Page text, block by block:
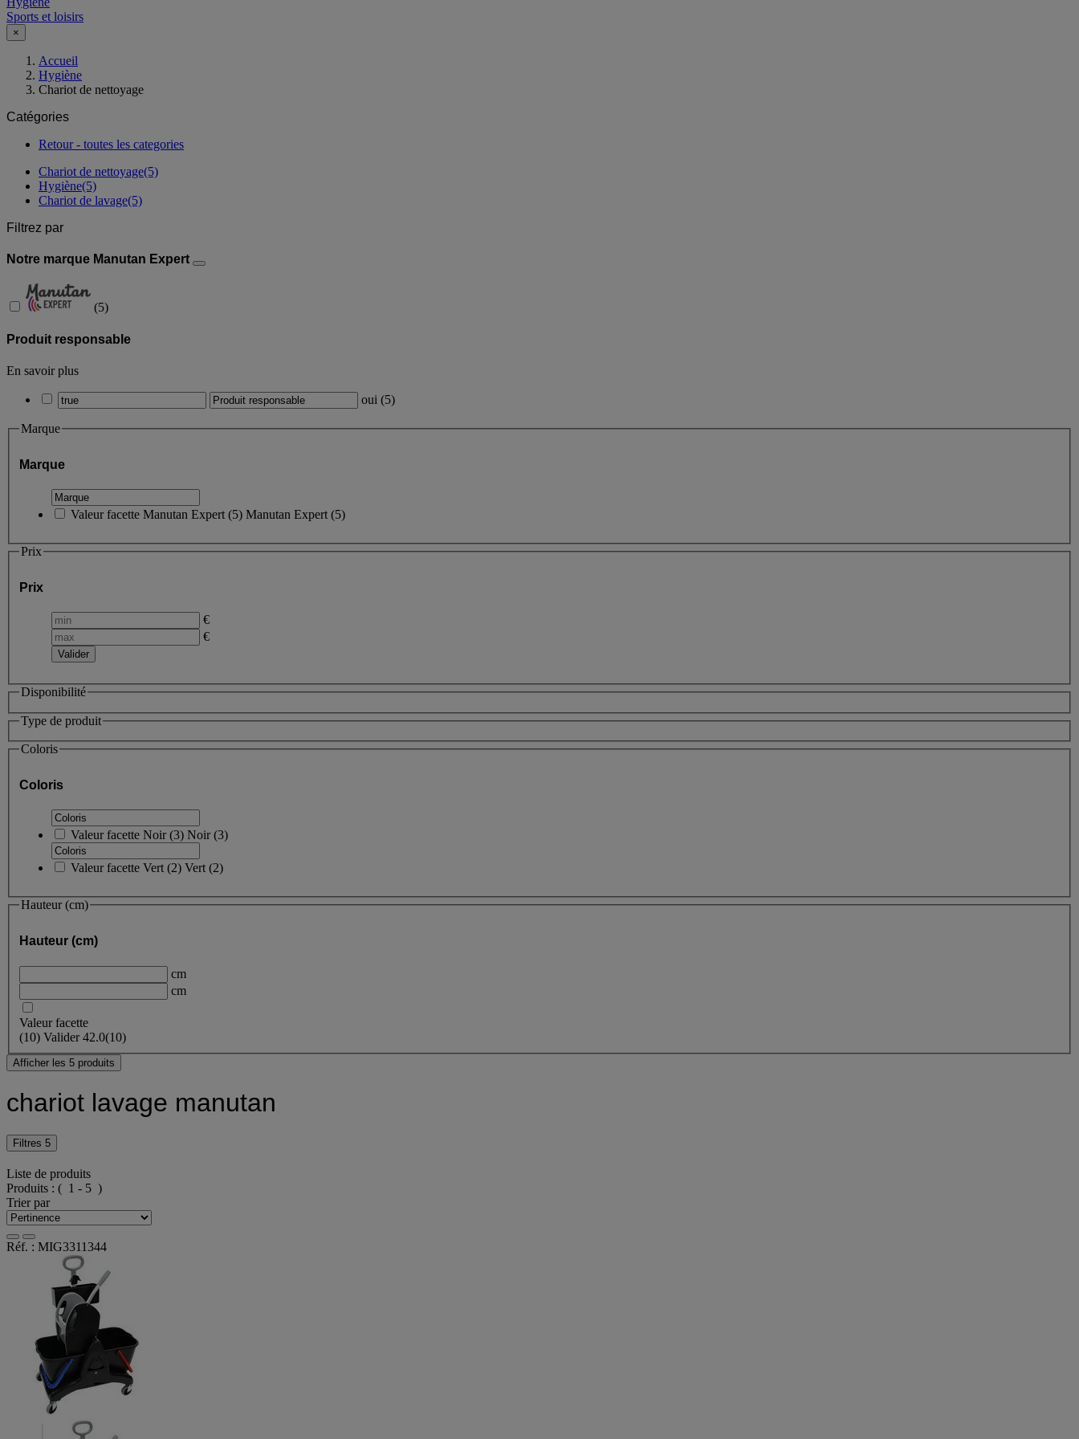
Sports et loisirs
×
Accueil
Hygiène
Chariot de nettoyage
Catégories
Retour - toutes les categories
Chariot de nettoyage(5)
Hygiène(5)
Chariot de lavage(5)
Filtrez par
Notre marque Manutan Expert
(5)
Produit responsable
En savoir plus
oui (5)
Marque
Marque
Valeur facette Manutan Expert (5) Manutan Expert (5)
Prix
Prix
€
€
Disponibilité
Type de produit
Coloris
Coloris
Valeur facette Noir(3) Noir(3)
Valeur facette Vert(2) Vert(2)
Hauteur (cm)
Hauteur (cm)
cm
cm
Valeur facette
(10) Valider42.0(10)
Afficher les 5 produits
chariot lavage manutan
Filtres 5
Liste de produits
Produits : ( 1 - 5 )
Trier par
Réf. : MIG3311344